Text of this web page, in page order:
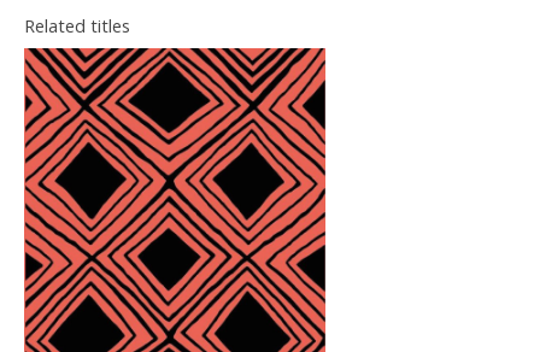
Related titles